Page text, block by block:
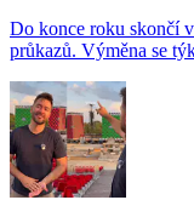
Do konce roku skončí
průkazů. Výměna se